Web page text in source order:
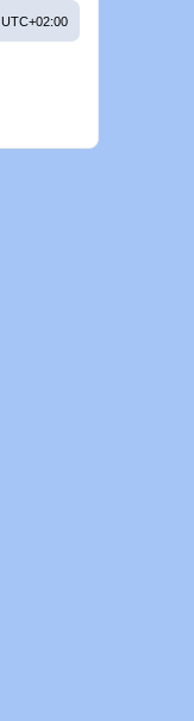
UTC+02:00